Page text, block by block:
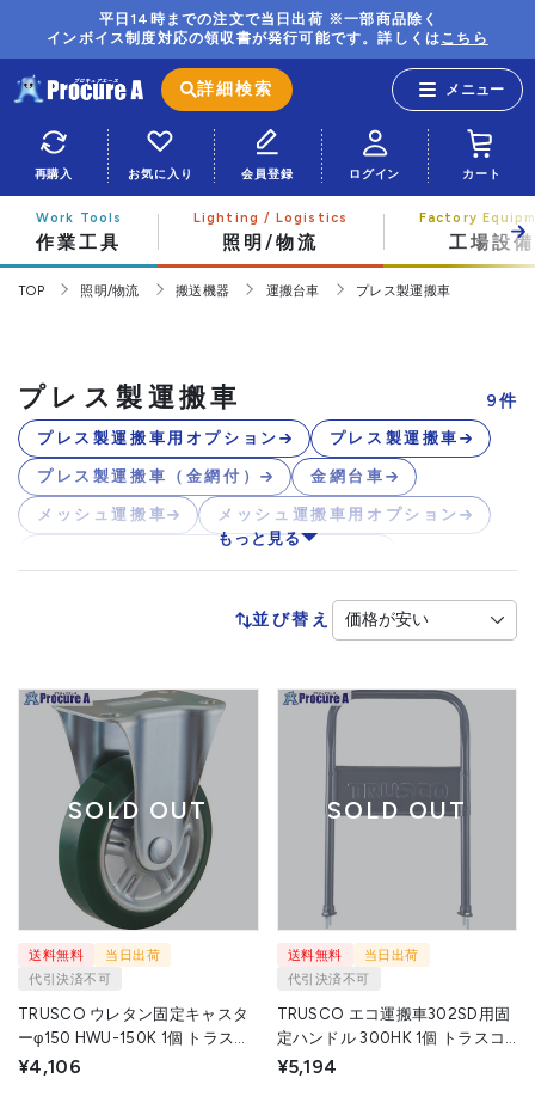
平日14時までの注文で当日出荷 ※一部商品除く
インボイス制度対応の領収書が発行可能です。詳しくはこちら
詳細検索
再購入 お気に入り 会員登録 ログイン カート
作業工具 照明/物流 工場設備
TOP 照明/物流 搬送機器 運搬台車 プレス製運搬車
プレス製運搬車 9件
プレス製運搬車用オプション プレス製運搬車
プレス製運搬車（金網付） 金網台車
メッシュ運搬車 メッシュ運搬車用オプション
もっと見る
並び替え
SOLD OUT
送料無料
当日出荷
代引決済不可
TRUSCO ウレタン固定キャスタ
ーφ150 HWU-150K 1個 トラスコ
中山(株) ▼115-5317
¥4,106
SOLD OUT
送料無料
当日出荷
代引決済不可
TRUSCO エコ運搬車302SD用固
定ハンドル 300HK 1個 トラスコ
中山(株) ▼303-3708
¥5,194